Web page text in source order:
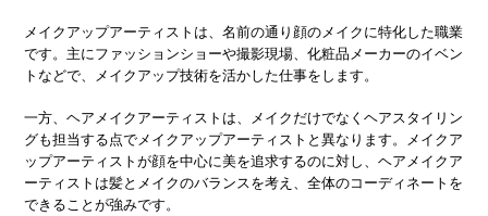
メイクアップアーティストは、名前の通り顔のメイクに特化した職業
です。主にファッションショーや撮影現場、化粧品メーカーのイベン
トなどで、メイクアップ技術を活かした仕事をします。
一方、ヘアメイクアーティストは、メイクだけでなくヘアスタイリン
グも担当する点でメイクアップアーティストと異なります。メイクア
ップアーティストが顔を中心に美を追求するのに対し、ヘアメイクア
ーティストは髪とメイクのバランスを考え、全体のコーディネートを
できることが強みです。